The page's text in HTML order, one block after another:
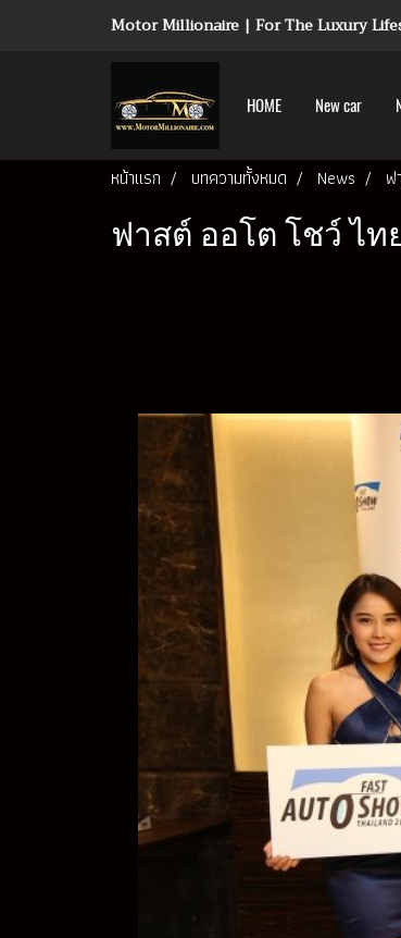
Motor Millionaire | For The Luxury
HOME New car
หน้าแรก บทความทั้งหมด News ฟ
ฟาสต์ ออโต โชว์ ไ